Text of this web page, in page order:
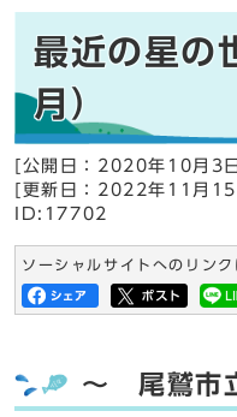
最近の星の
月）
[公開日： 2020年10月3日
[更新日： 2022年11月15
ID:17702
ソーシャルサイトへのリン
～ 尾鷲市